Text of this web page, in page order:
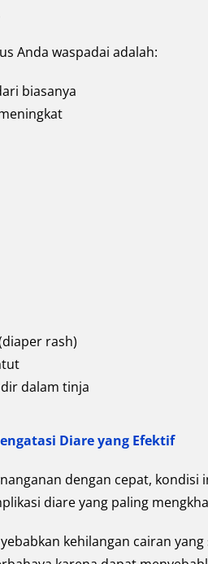
Anda waspadai adalah:
biasanya
rash)
dalam tinja
Diare yang Efektif
dengan cepat, kondisi
diare yang paling
kehilangan cairan